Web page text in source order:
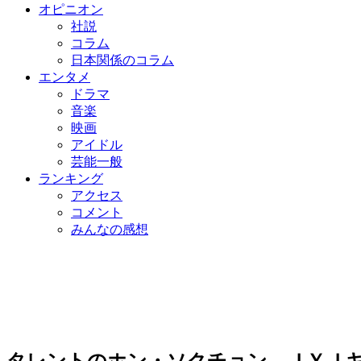
オピニオン
社説
コラム
日本関係のコラム
エンタメ
ドラマ
音楽
映画
アイドル
芸能一般
ランキング
アクセス
コメント
みんなの感想